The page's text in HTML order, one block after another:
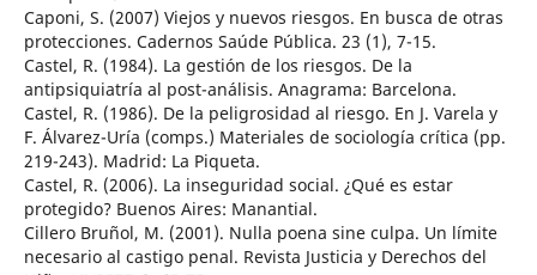
Caponi, S. (2007) Viejos y nuevos riesgos. En busca de otras
protecciones. Cadernos Saúde Pública. 23 (1), 7-15.
Castel, R. (1984). La gestión de los riesgos. De la
antipsiquiatría al post-análisis. Anagrama: Barcelona.
Castel, R. (1986). De la peligrosidad al riesgo. En J. Varela y
F. Álvarez-Uría (comps.) Materiales de sociología crítica (pp.
219-243). Madrid: La Piqueta.
Castel, R. (2006). La inseguridad social. ¿Qué es estar
protegido? Buenos Aires: Manantial.
Cillero Bruñol, M. (2001). Nulla poena sine culpa. Un límite
necesario al castigo penal. Revista Justicia y Derechos del